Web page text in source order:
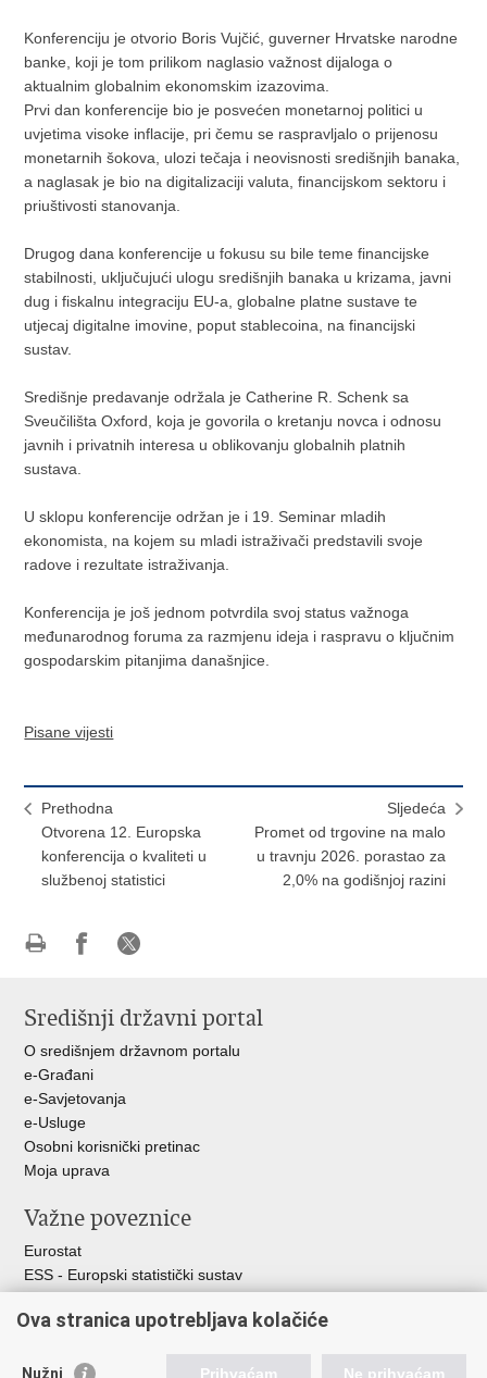
Konferenciju je otvorio Boris Vujčić, guverner Hrvatske narodne
banke, koji je tom prilikom naglasio važnost dijaloga o
aktualnim globalnim ekonomskim izazovima.
Prvi dan konferencije bio je posvećen monetarnoj politici u
uvjetima visoke inflacije, pri čemu se raspravljalo o prijenosu
monetarnih šokova, ulozi tečaja i neovisnosti središnjih banaka,
a naglasak je bio na digitalizaciji valuta, financijskom sektoru i
priuštivosti stanovanja.
Drugog dana konferencije u fokusu su bile teme financijske
stabilnosti, uključujući ulogu središnjih banaka u krizama, javni
dug i fiskalnu integraciju EU-a, globalne platne sustave te
utjecaj digitalne imovine, poput stablecoina, na financijski
sustav.
Središnje predavanje održala je Catherine R. Schenk sa
Sveučilišta Oxford, koja je govorila o kretanju novca i odnosu
javnih i privatnih interesa u oblikovanju globalnih platnih
sustava.
U sklopu konferencije održan je i 19. Seminar mladih
ekonomista, na kojem su mladi istraživači predstavili svoje
radove i rezultate istraživanja.
Konferencija je još jednom potvrdila svoj status važnoga
međunarodnog foruma za razmjenu ideja i raspravu o ključnim
gospodarskim pitanjima današnjice.
Pisane vijesti
Prethodna
Otvorena 12. Europska
konferencija o kvaliteti u
službenoj statistici
Sljedeća
Promet od trgovine na malo
u travnju 2026. porastao za
2,0% na godišnjoj razini
Facebooku
X-
Središnji državni portal
O središnjem državnom portalu
e-Građani
e-Savjetovanja
e-Usluge
Osobni korisnički pretinac
Moja uprava
Važne poveznice
Eurostat
ESS - Europski statistički sustav
Statistički savjet Republike Hrvatske
Statistički sustav Republike Hrvatske
Ova stranica upotrebljava kolačiće
Nužni Prihvaćam Ne prihvaćam